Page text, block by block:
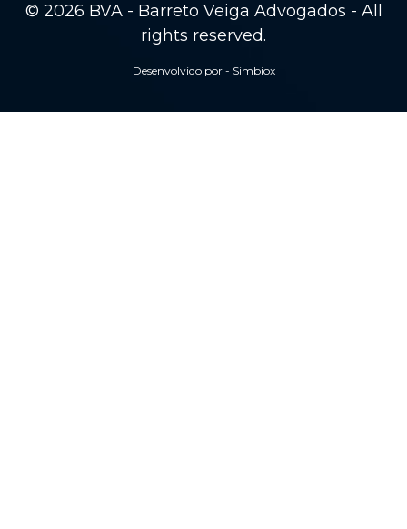
© 2026 BVA - Barreto Veiga Advogados - All
rights reserved.
Desenvolvido por - Simbiox